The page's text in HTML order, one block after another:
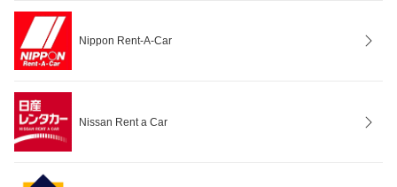
Nippon Rent-A-Car
Nissan Rent a Car